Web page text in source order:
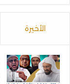
الأخيرة